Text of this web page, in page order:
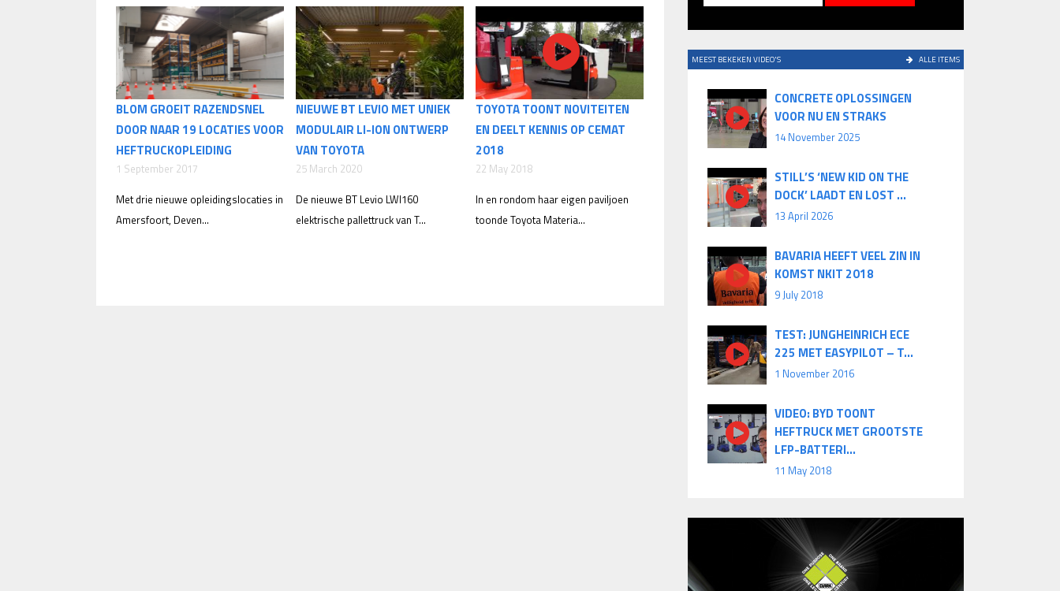
BLOM GROEIT RAZENDSNEL
DOOR NAAR 19 LOCATIES VOOR
HEFTRUCKOPLEIDING
1 September 2017
Met drie nieuwe opleidingslocaties in
Amersfoort, Deven...
NIEUWE BT LEVIO MET UNIEK
MODULAIR LI-ION ONTWERP
VAN TOYOTA
25 March 2020
De nieuwe BT Levio LWI160
elektrische pallettruck van T...
TOYOTA TOONT NOVITEITEN
EN DEELT KENNIS OP CEMAT
2018
22 May 2018
In en rondom haar eigen paviljoen
toonde Toyota Materia...
MEEST BEKEKEN VIDEO'S ALLE ITEMS
CONCRETE OPLOSSINGEN
VOOR NU EN STRAKS
14 November 2025
STILL’S ‘NEW KID ON THE
DOCK’ LAADT EN LOST ...
13 April 2026
BAVARIA HEEFT VEEL ZIN IN
KOMST NKIT 2018
9 July 2018
TEST: JUNGHEINRICH ECE
225 MET EASYPILOT – T...
1 November 2016
VIDEO: BYD TOONT
HEFTRUCK MET GROOTSTE
LFP-BATTERI...
11 May 2018